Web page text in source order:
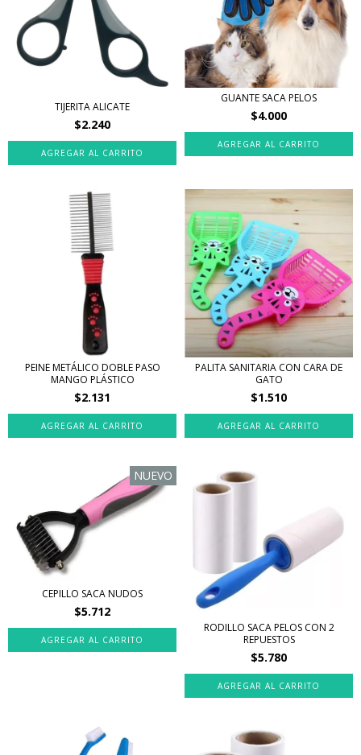
TIJERITA ALICATE
$2.240
GUANTE SACA PELOS
$4.000
PEINE METÁLICO DOBLE PASO
MANGO PLÁSTICO
$2.131
PALITA SANITARIA CON CARA DE
GATO
$1.510
NUEVO
CEPILLO SACA NUDOS
$5.712
RODILLO SACA PELOS CON 2
REPUESTOS
$5.780